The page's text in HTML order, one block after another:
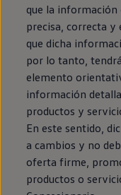
que la información
precisa, correcta y
que dicha
por lo tanto,
elemento
información
productos y
En este sentido,
a cambios y no
oferta firme,
productos o